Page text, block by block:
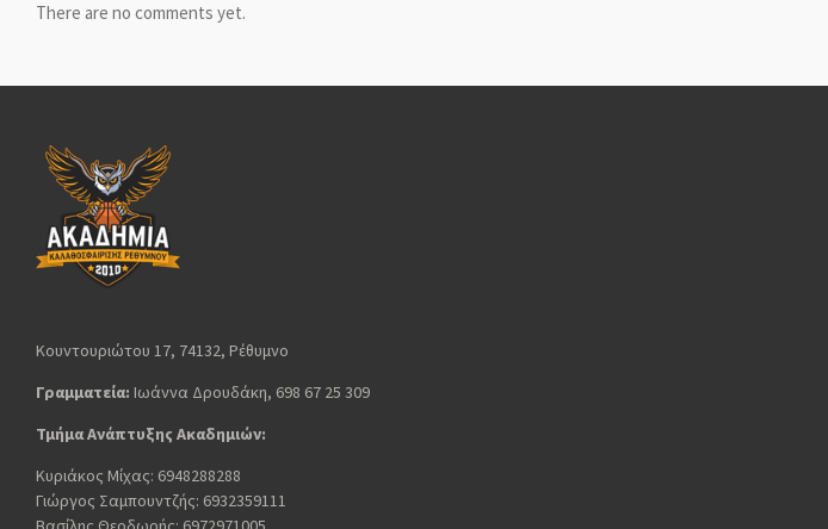
There are no comments yet.
Κουντουριώτου 17, 74132, Ρέθυμνο
Γραμματεία: Ιωάννα Δρουδάκη, 698 67 25 309
Τμήμα Ανάπτυξης Ακαδημιών:
Κυριάκος Μίχας: 6948288288
Γιώργος Σαμπουντζής: 6932359111